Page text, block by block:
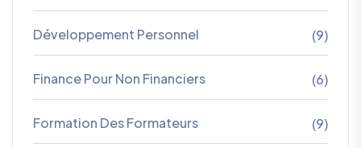
Développement Personnel (9)
Finance Pour Non Financiers (6)
Formation Des Formateurs (9)